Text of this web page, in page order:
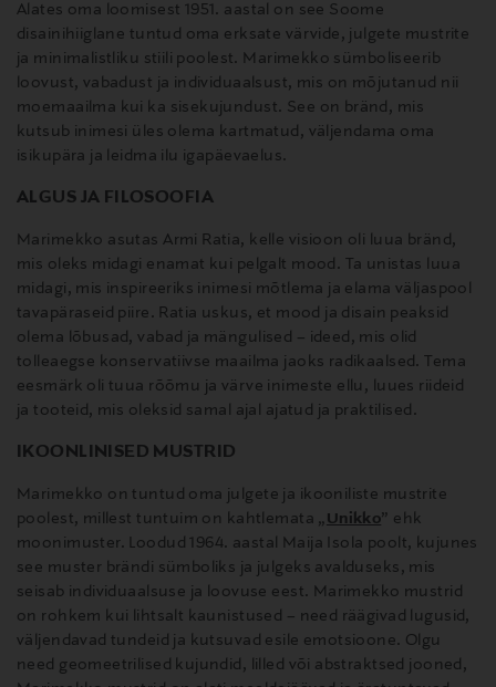
Alates oma loomisest 1951. aastal on see Soome
disainihiiglane tuntud oma erksate värvide, julgete mustrite
ja minimalistliku stiili poolest. Marimekko sümboliseerib
loovust, vabadust ja individuaalsust, mis on mõjutanud nii
moemaailma kui ka sisekujundust. See on bränd, mis
kutsub inimesi üles olema kartmatud, väljendama oma
isikupära ja leidma ilu igapäevaelus.
ALGUS JA FILOSOOFIA
Marimekko asutas Armi Ratia, kelle visioon oli luua bränd,
mis oleks midagi enamat kui pelgalt mood. Ta unistas luua
midagi, mis inspireeriks inimesi mõtlema ja elama väljaspool
tavapäraseid piire. Ratia uskus, et mood ja disain peaksid
olema lõbusad, vabad ja mängulised – ideed, mis olid
tolleaegse konservatiivse maailma jaoks radikaalsed. Tema
eesmärk oli tuua rõõmu ja värve inimeste ellu, luues riideid
ja tooteid, mis oleksid samal ajal ajatud ja praktilised.
IKOONLINISED MUSTRID
Marimekko on tuntud oma julgete ja ikooniliste mustrite
poolest, millest tuntuim on kahtlemata „Unikko” ehk
moonimuster. Loodud 1964. aastal Maija Isola poolt, kujunes
see muster brändi sümboliks ja julgeks avalduseks, mis
seisab individuaalsuse ja loovuse eest. Marimekko mustrid
on rohkem kui lihtsalt kaunistused – need räägivad lugusid,
väljendavad tundeid ja kutsuvad esile emotsioone. Olgu
need geomeetrilised kujundid, lilled või abstraktsed jooned,